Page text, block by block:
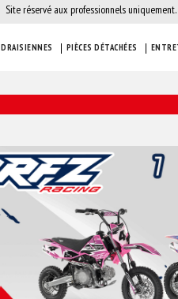
Site réservé aux professionnels
DRAISIENNES PIÈCES DÉTACHÉES